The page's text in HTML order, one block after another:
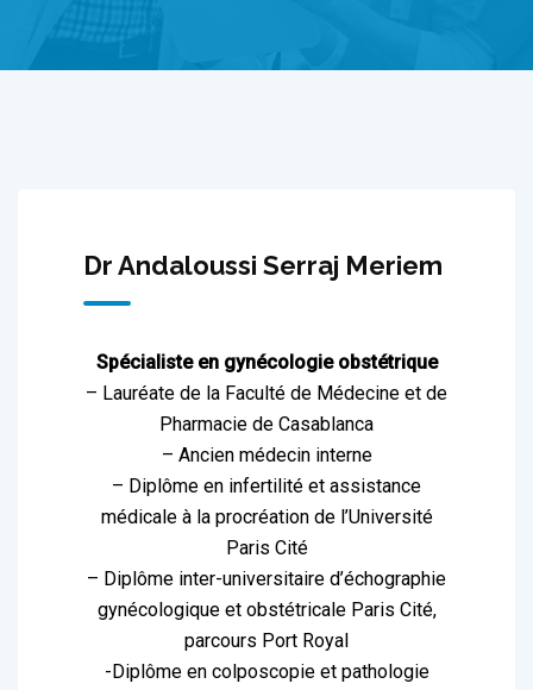
Dr Andaloussi Serraj Meriem
Spécialiste en gynécologie obstétrique
– Lauréate de la Faculté de Médecine et de
Pharmacie de Casablanca
– Ancien médecin interne
– Diplôme en infertilité et assistance
médicale à la procréation de l’Université
Paris Cité
– Diplôme inter-universitaire d’échographie
gynécologique et obstétricale Paris Cité,
parcours Port Royal
-Diplôme en colposcopie et pathologie